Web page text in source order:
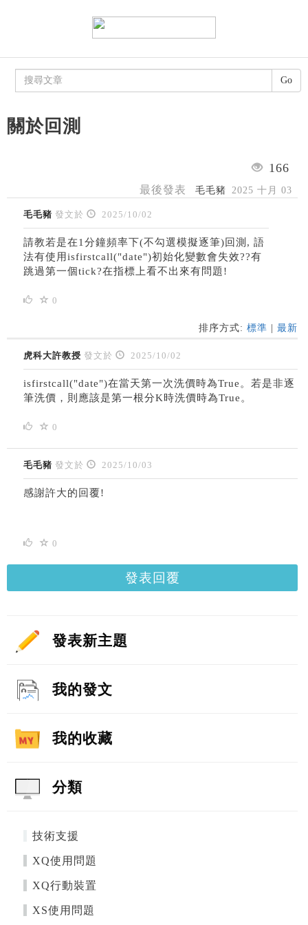
關於回測
166
最後發表 毛毛豬 2025 十月 03
毛毛豬 發文於 2025/10/02
請教若是在1分鐘頻率下(不勾選模擬逐筆)回測, 語
法有使用isfirstcall("date")初始化變數會失效??有
跳過第一個tick?在指標上看不出來有問題!
0
排序方式: 標準 最新
虎科大許教授 發文於 2025/10/02
isfirstcall("date")在當天第一次洗價時為True。若是非逐
筆洗價，則應該是第一根分K時洗價時為True。
0
毛毛豬 發文於 2025/10/03
感謝許大的回覆!
0
發表回覆
Go
發表新主題
我的發文
我的收藏
分類
技術支援
XQ使用問題
XQ行動裝置
XS使用問題